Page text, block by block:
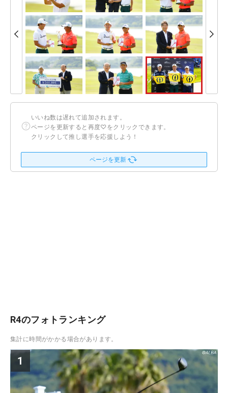
いいね数は遅れて追加されます。
ページを更新すると再度♡をクリックできます。
クリックして推し選手を応援しよう！
ページを更新
R4のフォトランキング
集計に時間がかかる場合があります。
1